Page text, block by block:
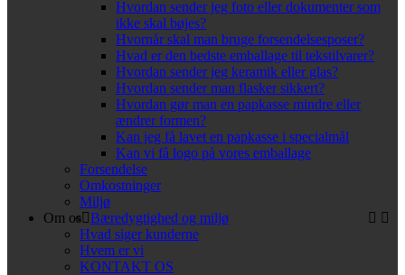
Hvordan sender jeg foto eller dokumenter som
ikke skal bøjes?
Hvornår skal man bruge forsendelsesposer?
Hvad er den bedste emballage til tekstilvarer?
Hvordan sender jeg keramik eller glas?
Hvordan sender man flasker sikkert?
Hvordan gør man en papkasse mindre eller
ændrer formen?
Kan jeg få lavet en papkasse i specialmål
Kan vi få logo på vores emballage
Forsendelse
Omkostninger
Miljø
Om os Bæredygtighed og miljø
Hvad siger kunderne
Hvem er vi
KONTAKT OS